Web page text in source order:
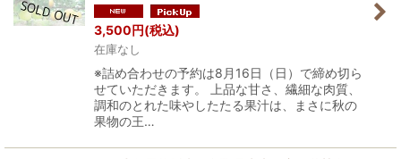
3,500円(税込)
在庫なし
※詰め合わせの予約は8月16日（日）で締め切ら
せていただきます。 上品な甘さ、繊細な肉質、
調和のとれた味やしたたる果汁は、まさに秋の
果物の王…